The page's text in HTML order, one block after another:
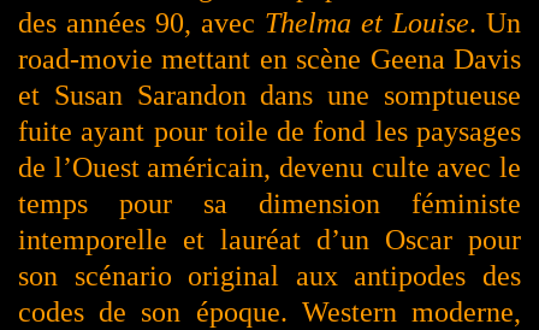
des années 90, avec Thelma et Louise. Un
road-movie mettant en scène Geena Davis
et Susan Sarandon dans une somptueuse
fuite ayant pour toile de fond les paysages
de l’Ouest américain, devenu culte avec le
temps pour sa dimension féministe
intemporelle et lauréat d’un Oscar pour
son scénario original aux antipodes des
codes de son époque. Western moderne,